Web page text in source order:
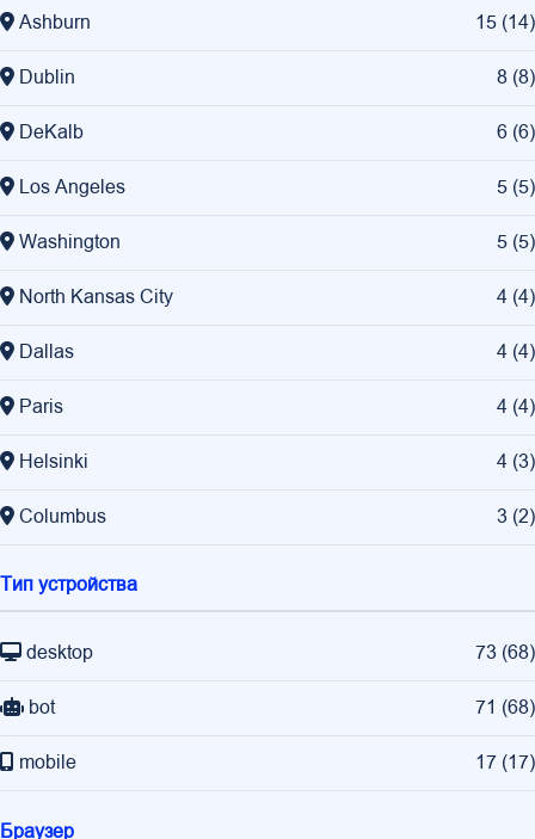
Ashburn 15 (14)
Dublin 8 (8)
DeKalb 6 (6)
Los Angeles 5 (5)
Washington 5 (5)
North Kansas City 4 (4)
Dallas 4 (4)
Paris 4 (4)
Helsinki 4 (3)
Columbus 3 (2)
Тип устройства
desktop 73 (68)
bot 71 (68)
mobile 17 (17)
Браузер